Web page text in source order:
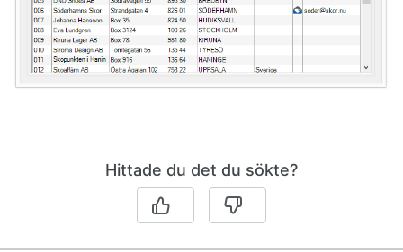
Hittade du det du sökte?